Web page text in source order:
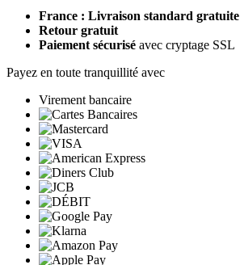
France : Livraison standard gratuite
Retour gratuit
Paiement sécurisé avec cryptage SSL
Payez en toute tranquillité avec
Virement bancaire